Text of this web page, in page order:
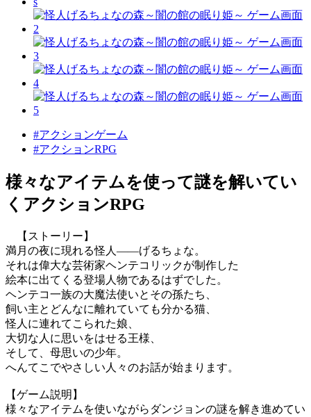
#アクションゲーム
#アクションRPG
様々なアイテムを使って謎を解いてい
くアクションRPG
【ストーリー】
満月の夜に現れる怪人――げるちょな。
それは偉大な芸術家ヘンテコリックが制作した
絵本に出てくる登場人物であるはずでした。
ヘンテコ一族の大魔法使いとその孫たち、
飼い主とどんなに離れていても分かる猫、
怪人に連れてこられた娘、
大切な人に思いをはせる王様、
そして、母思いの少年。
へんてこでやさしい人々のお話が始まります。
【ゲーム説明】
様々なアイテムを使いながらダンジョンの謎を解き進めてい